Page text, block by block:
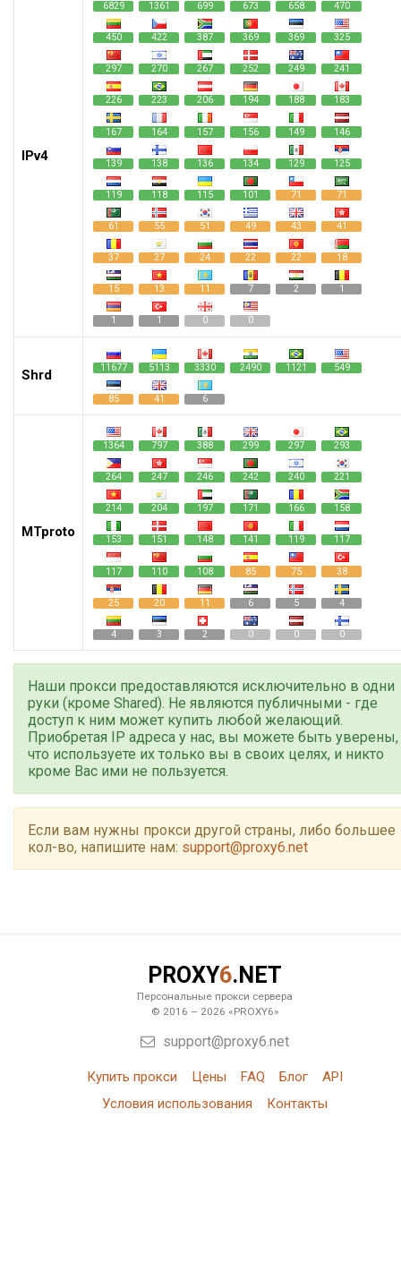
IPv4
6829 1361 699 673 658 470
450 422 387 369 369 325
297 270 267 252 249 241
226 223 206 194 188 183
167 164 157 156 149 146
139 138 136 134 129 125
119 118 115 101 71 71
61 55 51 49 43 41
37 27 24 22 22 18
15 13 11 7 2 1
1 1 0 0
Shrd 11677 5113 3330 2490 1121 549
85 41 6
MTproto
1364 797 388 299 297 293
264 247 246 242 240 221
214 204 197 171 166 158
153 151 148 141 119 117
117 110 108 85 75 38
25 20 11 6 5 4
4 3 2 0 0 0
Наши прокси предоставляются исключительно в одни
руки (кроме Shared). Не являются публичными - где
доступ к ним может купить любой желающий.
Приобретая IP адреса у нас, вы можете быть уверены,
что используете их только вы в своих целях, и никто
кроме Вас ими не пользуется.
Если вам нужны прокси другой страны, либо большее
кол-во, напишите нам: support@proxy6.net
PROXY6.NET
Персональные прокси сервера
© 2016 – 2026 «PROXY6»
support@proxy6.net
Купить прокси Цены FAQ Блог
API
Условия использования
Контакты